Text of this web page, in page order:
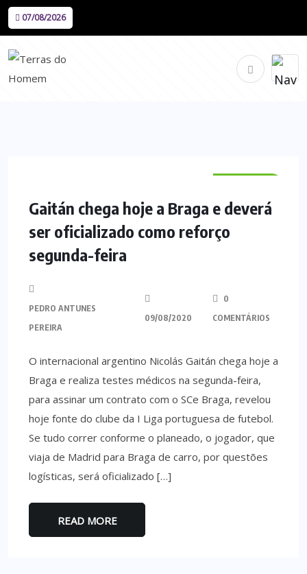
07/08/2026
Gaitán chega hoje a Braga e deverá
ser oficializado como reforço
segunda-feira
PEDRO ANTUNES
PEREIRA
09/08/2020
0
COMENTÁRIOS
O internacional argentino Nicolás Gaitán chega hoje a
Braga e realiza testes médicos na segunda-feira,
para assinar um contrato com o SCe Braga, revelou
hoje fonte do clube da I Liga portuguesa de futebol.
Se tudo correr conforme o planeado, o jogador, que
viaja de Madrid para Braga de carro, por questões
logísticas, será oficializado […]
READ MORE